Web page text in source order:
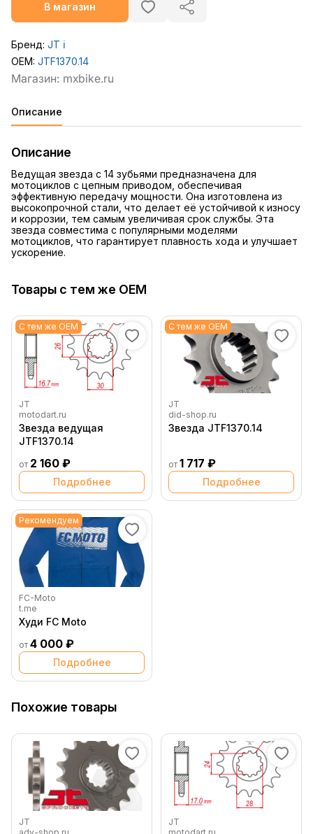
В магазин
Бренд: JT ℹ️
OEM: JTF1370.14
Описание
Описание
Ведущая звезда с 14 зубьями предназначена для
мотоциклов с цепным приводом, обеспечивая
эффективную передачу мощности. Она изготовлена из
высокопрочной стали, что делает её устойчивой к износу
и коррозии, тем самым увеличивая срок службы. Эта
звезда совместима с популярными моделями
мотоциклов, что гарантирует плавность хода и улучшает
ускорение.
Товары с тем же OEM
С тем же OEM
JT
motodart.ru
Звезда ведущая
JTF1370.14
от 2 160 ₽
Подробнее
С тем же OEM
JT
did-shop.ru
Звезда JTF1370.14
от 1 717 ₽
Подробнее
Рекомендуем
FC-Moto
t.me
Худи FC Moto
от 4 000 ₽
Подробнее
Похожие товары
JT
JT